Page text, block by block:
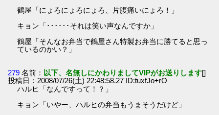
鶴屋「にょろにょろにょろ、片腹痛いにょろ！」
キョン「･･････それは笑い声なんですか」
鶴屋「そんなお弁当で鶴屋さん特製お弁当に勝てると思っ
ているのかい？」
279 名前： 以下、名無しにかわりましてVIPがお送りします[]
投稿日：2008/07/26(土) 22:48:58.27 ID:tuxfJo+rO
ハルヒ「なんですって！？」
キョン「いやー、ハルヒの弁当もうまそうだけど」